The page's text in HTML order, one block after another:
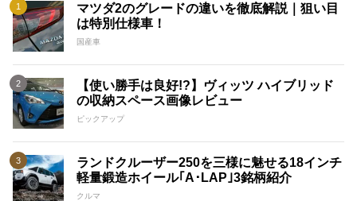
マツダ2のグレードの違いを徹底解説｜狙い目
は特別仕様車！
国産車
【使い勝手は良好!?】ヴィッツ ハイブリッド
の収納スペース画像レビュー
ピックアップ
ランドクルーザー250を三様に魅せる18インチ
軽量鍛造ホイール｢A･LAP｣3銘柄紹介
クルマ